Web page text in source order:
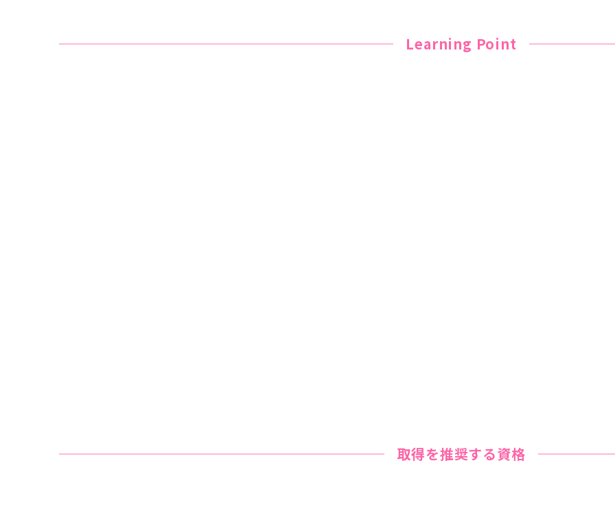
Learning Point
取得を推奨する資格